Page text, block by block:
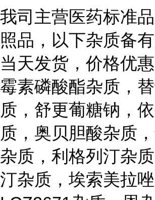
我司主营医药标准
照品，以下杂质备
当天发货，价格优
霉素磷酸酯杂质，
质，舒更葡糖钠，
质，奥贝胆酸杂质
杂质，利格列汀杂
汀杂质，埃索美拉唑